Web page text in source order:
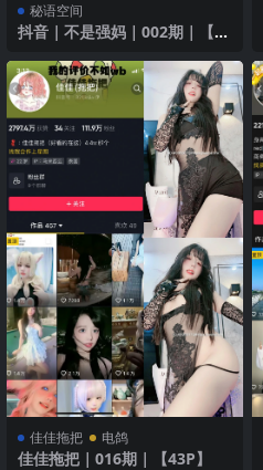
秘语空间
抖音｜不是强妈｜002期｜【85
佳佳拖把 电鸽
佳佳拖把｜016期｜【43P】